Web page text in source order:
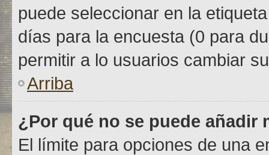
puede seleccionar en la
días para la encuesta (0 para
permitir a lo usuarios cambiar
Arriba
¿Por qué no se puede añadir
El límite para opciones de una